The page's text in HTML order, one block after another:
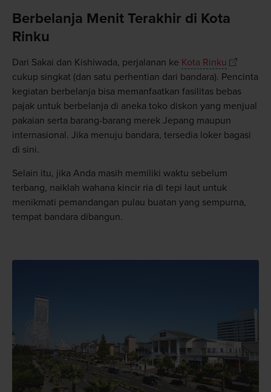
Berbelanja Menit Terakhir di Kota
Rinku
Dari Sakai dan Kishiwada, perjalanan ke Kota Rinku
cukup singkat (dan satu perhentian dari bandara). Pencinta
kegiatan berbelanja bisa memanfaatkan fasilitas bebas
pajak untuk berbelanja di aneka toko diskon yang menjual
pakaian serta barang-barang merek Jepang maupun
internasional. Jika menuju bandara, tersedia loker bagasi
di sini.
Selain itu, jika Anda masih memiliki waktu sebelum
terbang, naiklah wahana kincir ria di tepi laut untuk
menikmati pemandangan pulau buatan yang sempurna,
tempat bandara dibangun.